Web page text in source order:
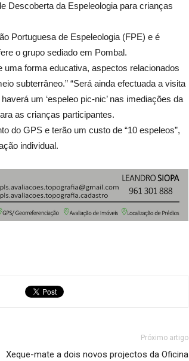
Descoberta da Espeleologia para crianças
Portuguesa de Espeleologia (FPE) e é
o grupo sediado em Pombal.
uma forma educativa, aspectos relacionados
subterrâneo.” “Será ainda efectuada a visita
um ‘espeleo pic-nic’ nas imediações da
as crianças participantes.
do GPS e terão um custo de “10 espeleos”,
individual.
Próximo artigo
Xeque-mate a dois novos projectos da Oficina